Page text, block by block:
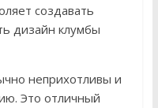
создавать
дизайн клумбы
неприхотливы и
Это отличный